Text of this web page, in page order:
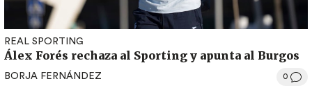
REAL SPORTING
Álex Forés rechaza al Sporting y apunta al Burgos
BORJA FERNÁNDEZ 0